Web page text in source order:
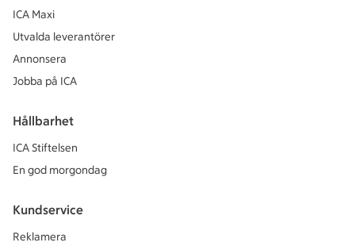
ICA Maxi
Utvalda leverantörer
Annonsera
Jobba på ICA
Hållbarhet
ICA Stiftelsen
En god morgondag
Kundservice
Reklamera